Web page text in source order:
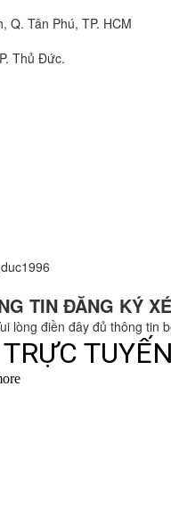
Q. Tân Phú, TP. HCM
Thủ Đức.
TIN ĐĂNG KÝ
lòng điền đây đủ thông tin